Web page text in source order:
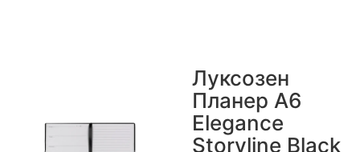
Луксозен
Планер A6
Elegance
Storyline Black